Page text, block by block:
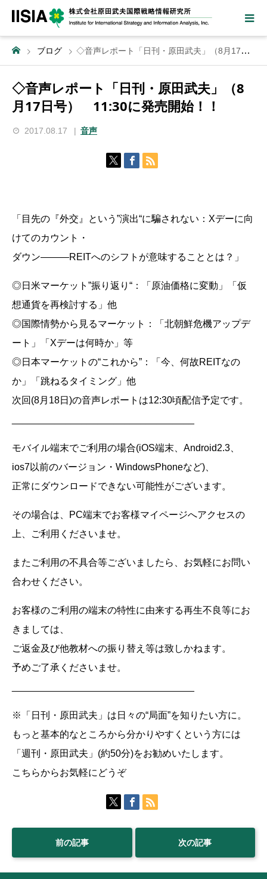
ブログ ◇音声レポート「日刊・原田武夫」（8月17日号） 11:30に発売開始！！
◇音声レポート「日刊・原田武夫」（8
月17日号） 11:30に発売開始！！
2017.08.17 音声
「目先の『外交』という”演出“に騙されない：Xデーに向
けてのカウント・
ダウン―――REITへのシフトが意味することとは？」
◎日米マーケット”振り返り“：「原油価格に変動」「仮
想通貨を再検討する」他
◎国際情勢から見るマーケット：「北朝鮮危機アップデ
ート」「Xデーは何時か」等
◎日本マーケットの“これから”：「今、何故REITなの
か」「跳ねるタイミング」他
次回(8月18日)の音声レポートは12:30頃配信予定です。
モバイル端末でご利用の場合(iOS端末、Android2.3、
ios7以前のバージョン・WindowsPhoneなど)、
正常にダウンロードできない可能性がございます。
その場合は、PC端末でお客様マイページへアクセスの
上、ご利用くださいませ。
またご利用の不具合等ございましたら、お気軽にお問い
合わせください。
お客様のご利用の端末の特性に由来する再生不良等にお
きましては、
ご返金及び他教材への振り替え等は致しかねます。
予めご了承くださいませ。
※「日刊・原田武夫」は日々の“局面”を知りたい方に。
もっと基本的なところから分かりやすくという方には
「週刊・原田武夫」(約50分)をお勧めいたします。
こちらからお気軽にどうぞ
前の記事 次の記事